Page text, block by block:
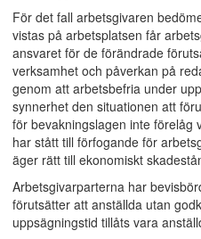
För det fall arbetsgivaren
vistas på arbetsplatsen får
ansvaret för de förändrade
verksamhet och påverkan på
genom att arbetsbefria under
synnerhet den situationen att
för bevakningslagen inte förelåg
har stått till förfogande för
äger rätt till ekonomiskt
Arbetsgivarparterna har
förutsätter att anställda utan
uppsägningstid tillåts vara